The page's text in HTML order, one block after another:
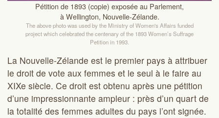
Pétition de 1893 (copie) exposée au Parlement,
à Wellington, Nouvelle-Zélande.
The above photo was used by the Ministry of Women's Affairs funded
project which celebrated the centenary of the 1893 Women’s Suffrage
Petition in 1993.
La Nouvelle-Zélande est le premier pays à attribuer
le droit de vote aux femmes et le seul à le faire au
XIXe siècle. Ce droit est obtenu après une pétition
d’une impressionnante ampleur : près d’un quart de
la totalité des femmes adultes du pays l’ont signée.